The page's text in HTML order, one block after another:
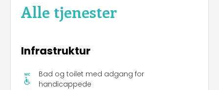
Alle tjenester
Infrastruktur
Bad og toilet med adgang for
handicappede